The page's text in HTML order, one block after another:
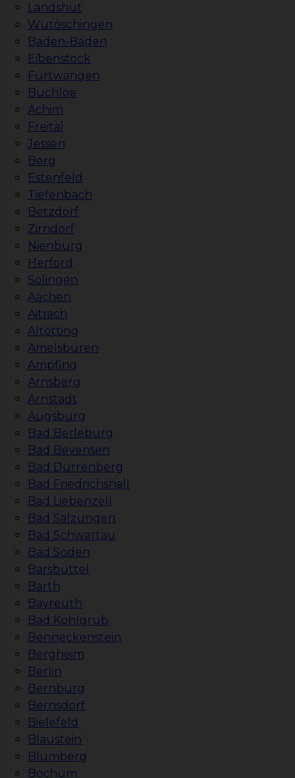
Landshut
Wutöschingen
Baden-Baden
Eibenstock
Furtwangen
Buchloe
Achim
Freital
Jessen
Berg
Estenfeld
Tiefenbach
Betzdorf
Zirndorf
Nienburg
Herford
Solingen
Aachen
Aitrach
Altötting
Amelsbüren
Ampfing
Arnsberg
Arnstadt
Augsburg
Bad Berleburg
Bad Bevensen
Bad Dürrenberg
Bad Friedrichshall
Bad Liebenzell
Bad Salzungen
Bad Schwartau
Bad Soden
Barsbüttel
Barth
Bayreuth
Bad Kohlgrub
Benneckenstein
Bergheim
Berlin
Bernburg
Bernsdorf
Bielefeld
Blaustein
Blumberg
Bochum